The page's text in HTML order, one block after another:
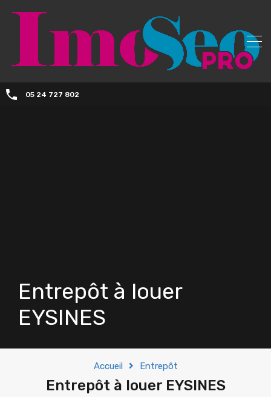
05 24 727 802
Entrepôt à louer
EYSINES
Accueil Entrepôt
Entrepôt à louer EYSINES